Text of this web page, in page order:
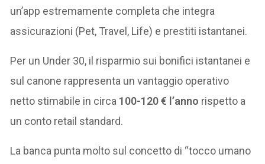
un’app estremamente completa che integra
assicurazioni (Pet, Travel, Life) e prestiti istantanei.
Per un Under 30, il risparmio sui bonifici istantanei e
sul canone rappresenta un vantaggio operativo
netto stimabile in circa 100-120 € l’anno rispetto a
un conto retail standard.
La banca punta molto sul concetto di “tocco umano